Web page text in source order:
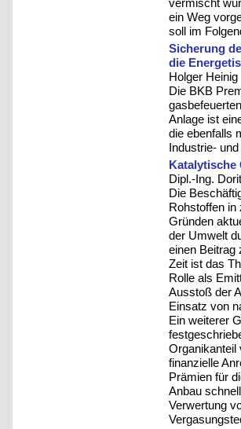
vermischt
ein Weg
soll im
Sicherung
die
Holger Heinig
Die BKB
Anlage ist
die ebenfalls
Industrie-
Katalytische
Dipl.-Ing.
Die
Rohstoffen in
Gründen
der Umwelt
einen Beitrag
Zeit ist das
Rolle als
Ausstoß der
Einsatz von
Ein weiterer
Organikanteil
finanzielle
Prämien für
Anbau
Verwertung